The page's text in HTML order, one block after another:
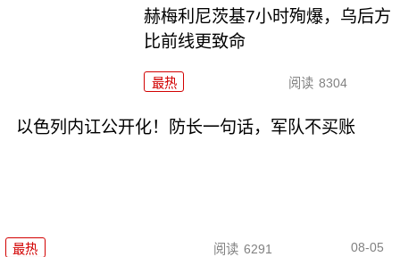
赫梅利尼茨基7小时殉爆，乌后方
比前线更致命
最热 阅读 8304
以色列内讧公开化！防长一句话，军队不买账
最热 阅读 6291 08-05